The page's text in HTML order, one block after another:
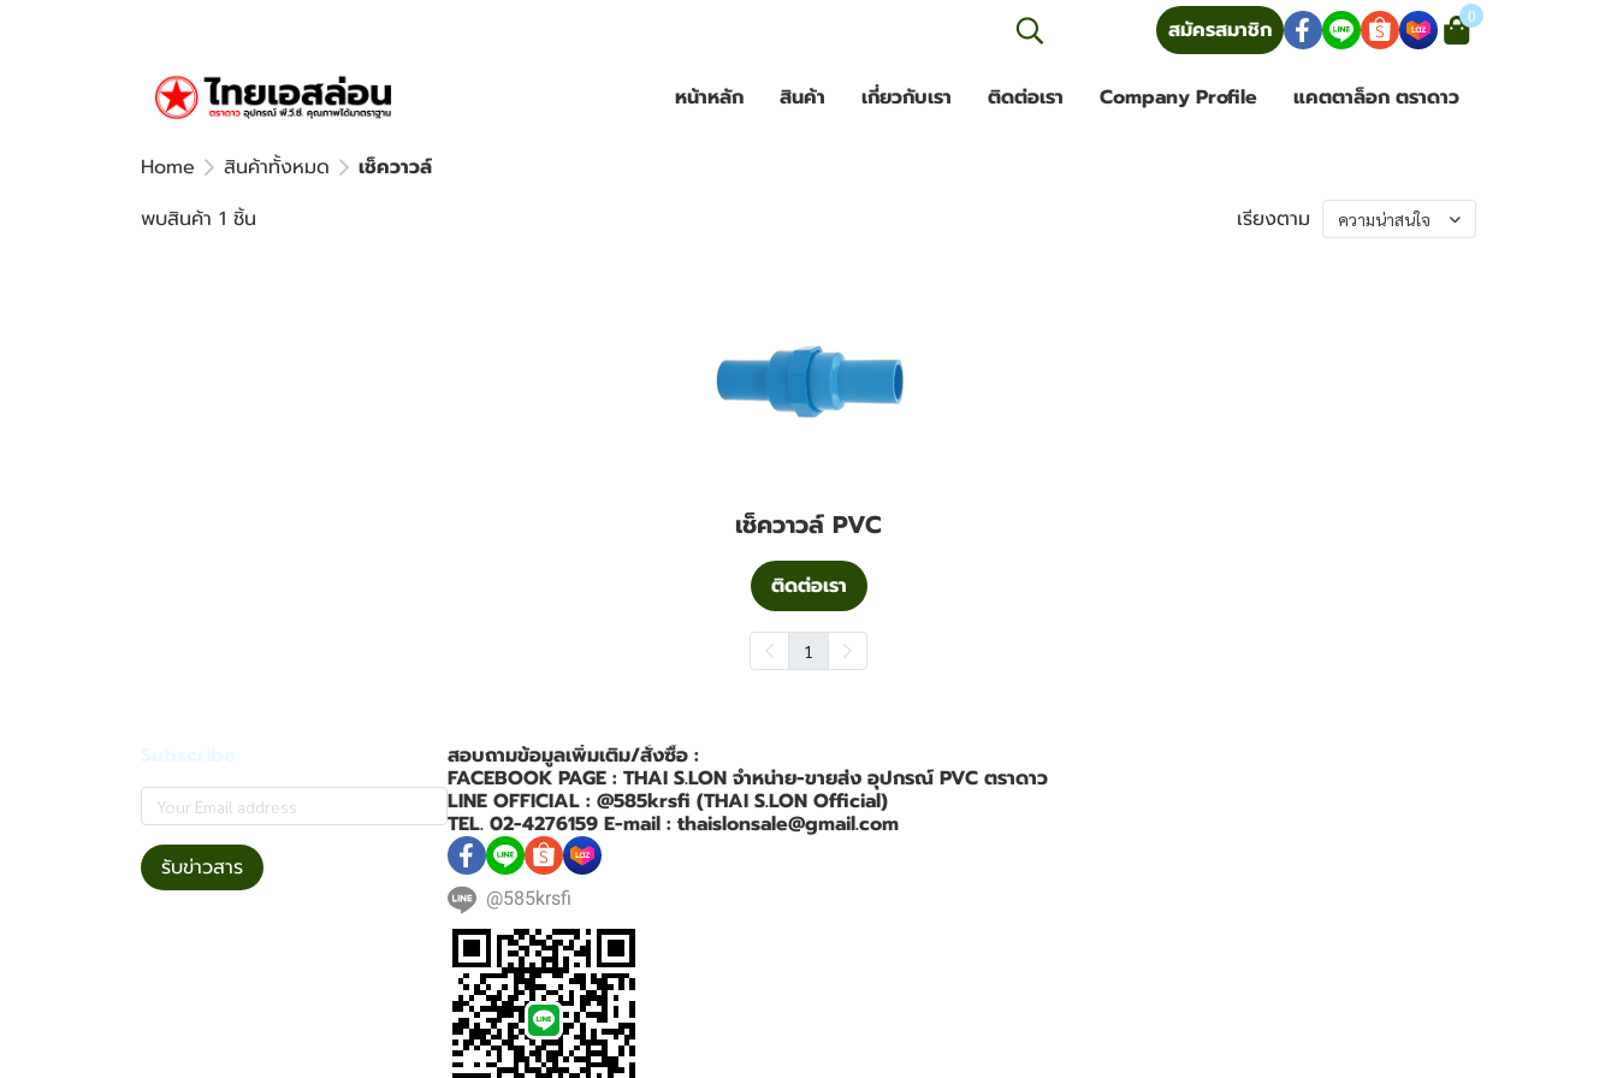
สมัครสมาชิก 0
หน้าหลัก สินค้า เกี่ยวกับเรา ติดต่อเรา Company Profile แคตตาล็อก ตราดาว
Home สินค้าทั้งหมด
เช็ควาวล์
พบสินค้า 1 ชิ้น
เรียงตาม ความน่าสนใจ
เช็ควาวล์ PVC
ติดต่อเรา
1
รับข่าวสาร
สอบถามข้อมูลเพิ่มเติม/สั่งซื้อ :
FACEBOOK PAGE : THAI S.LON จำหน่าย-ขายส่ง อุปกรณ์ PVC ตราดาว
LINE OFFICIAL : @585krsfi (THAI S.LON Official)
TEL. 02-4276159 E-mail : thaislonsale@gmail.com
@585krsfi